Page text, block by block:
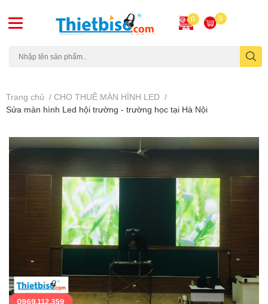
0 0
Trang chủ / CHO THUÊ MÀN HÌNH LED /
Sửa màn hình Led hội trường - trường học tại Hà Nội